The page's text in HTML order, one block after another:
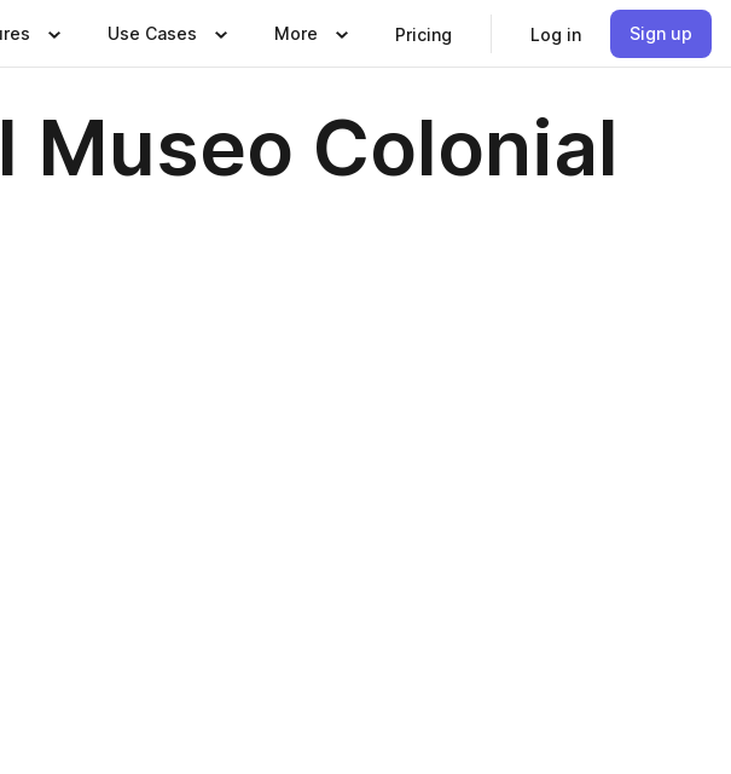
Use Cases More Pricing Log in Sign up
Museo Colonial